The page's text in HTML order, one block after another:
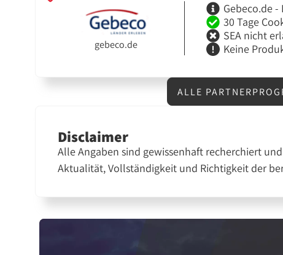
gebeco.de
Gebeco.de
30 Tage
SEA nicht
Keine
ALLE
Disclaimer
Alle Angaben sind gewissenhaft recherchiert
Aktualität, Vollständigkeit und Richtigkeit der